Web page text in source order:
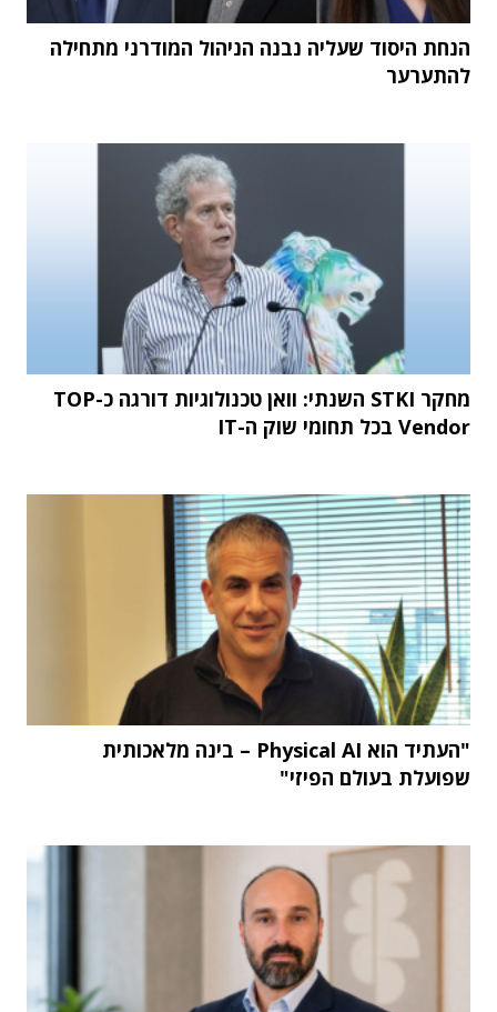
הנחת היסוד שעליה נבנה הניהול המודרני מתחילה
להתערער
מחקר STKI השנתי: וואן טכנולוגיות דורגה כ-TOP
Vendor בכל תחומי שוק ה-IT
"העתיד הוא Physical AI – בינה מלאכותית
שפועלת בעולם הפיזי"